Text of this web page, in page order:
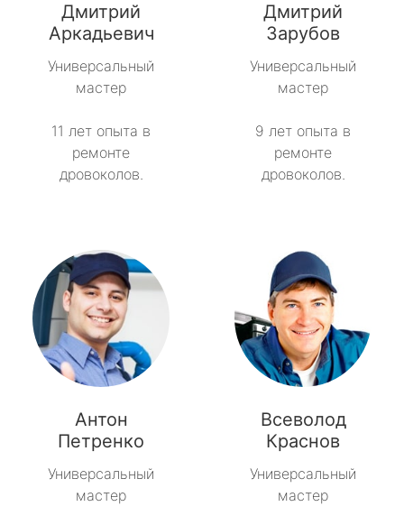
Дмитрий
Аркадьевич
Универсальный
мастер
11 лет опыта в
ремонте
дровоколов.
Дмитрий
Зарубов
Универсальный
мастер
9 лет опыта в
ремонте
дровоколов.
Антон
Петренко
Универсальный
мастер
Всеволод
Краснов
Универсальный
мастер